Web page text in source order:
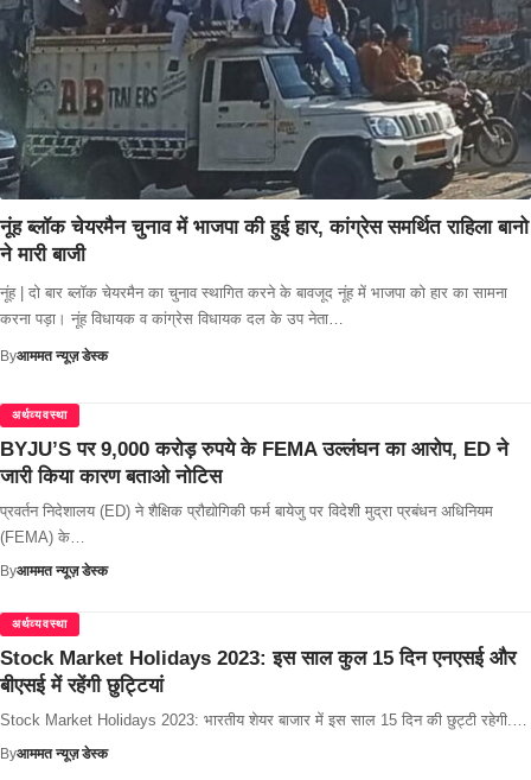
नूंह ब्लॉक चेयरमैन चुनाव में भाजपा की हुई हार, कांग्रेस समर्थित राहिला बानो
ने मारी बाजी
नूंह | दो बार ब्लॉक चेयरमैन का चुनाव स्थागित करने के बावजूद नूंह में भाजपा को हार का सामना
करना पड़ा। नूंह विधायक व कांग्रेस विधायक दल के उप नेता…
Byआममत न्यूज़ डेस्क
अर्थव्यवस्था
BYJU’S पर 9,000 करोड़ रुपये के FEMA उल्लंघन का आरोप, ED ने
जारी किया कारण बताओ नोटिस
प्रवर्तन निदेशालय (ED) ने शैक्षिक प्रौद्योगिकी फर्म बायेजु पर विदेशी मुद्रा प्रबंधन अधिनियम
(FEMA) के…
Byआममत न्यूज़ डेस्क
अर्थव्यवस्था
Stock Market Holidays 2023: इस साल कुल 15 दिन एनएसई और
बीएसई में रहेंगी छुट्टियां
Stock Market Holidays 2023: भारतीय शेयर बाजार में इस साल 15 दिन की छुट्टी रहेगी.…
Byआममत न्यूज़ डेस्क